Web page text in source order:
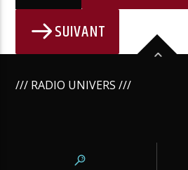
SUIVANT
/// RADIO UNIVERS ///